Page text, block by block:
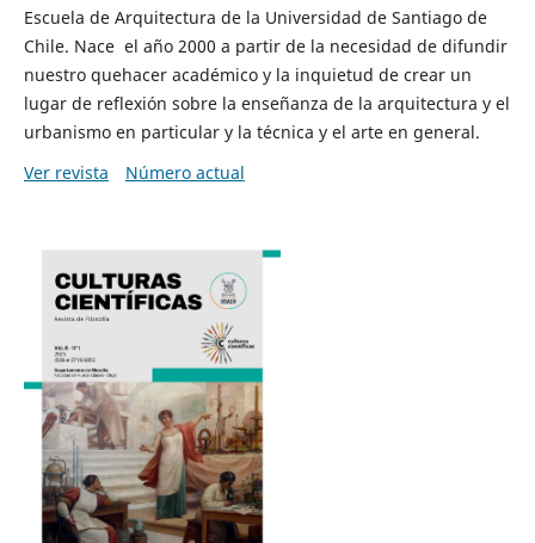
Escuela de Arquitectura de la Universidad de Santiago de
Chile. Nace el año 2000 a partir de la necesidad de difundir
nuestro quehacer académico y la inquietud de crear un
lugar de reflexión sobre la enseñanza de la arquitectura y el
urbanismo en particular y la técnica y el arte en general.
Ver revista
Número actual